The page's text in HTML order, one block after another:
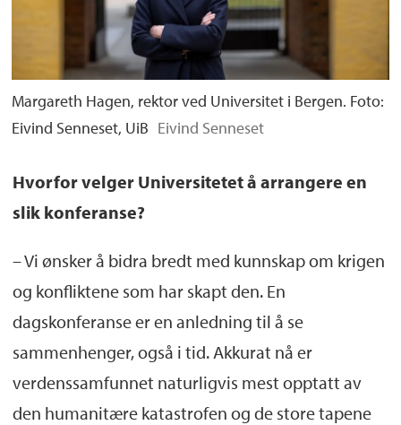
Margareth Hagen, rektor ved Universitet i Bergen. Foto:
Eivind Senneset, UiB Eivind Senneset
Hvorfor velger Universitetet å arrangere en
slik konferanse?
– Vi ønsker å bidra bredt med kunnskap om krigen
og konfliktene som har skapt den. En
dagskonferanse er en anledning til å se
sammenhenger, også i tid. Akkurat nå er
verdenssamfunnet naturligvis mest opptatt av
den humanitære katastrofen og de store tapene